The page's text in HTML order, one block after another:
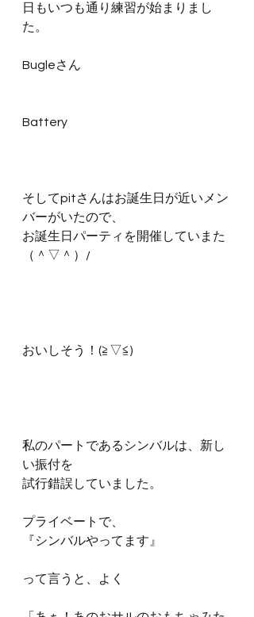
日もいつも通り練習が始まりまし
た。
Bugleさん
Battery
そしてpitさんはお誕生日が近いメン
バーがいたので、
お誕生日パーティを開催していまた
（＾▽＾）/
おいしそう！(≧▽≦)
私のパートであるシンバルは、新し
い振付を
試行錯誤していました。
プライベートで、
『シンバルやってます』
って言うと、よく